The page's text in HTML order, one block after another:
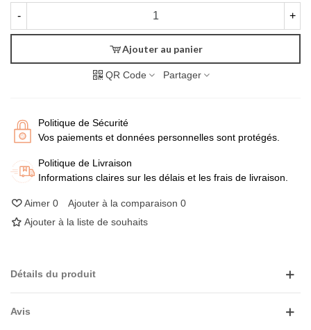
- +
Ajouter au panier
QR Code Partager
Politique de Sécurité
Vos paiements et données personnelles sont protégés.
Politique de Livraison
Informations claires sur les délais et les frais de livraison.
Aimer 0 Ajouter à la comparaison 0
Ajouter à la liste de souhaits
Détails du produit
Avis